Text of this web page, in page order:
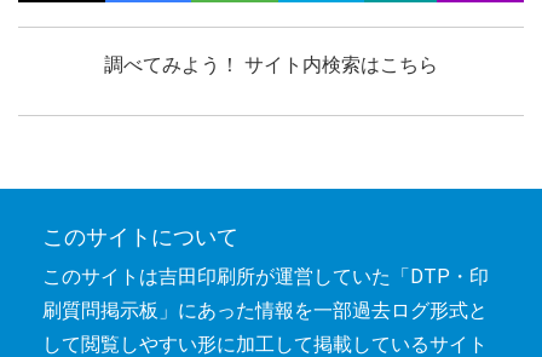
調べてみよう！ サイト内検索はこちら
このサイトについて
このサイトは吉田印刷所が運営していた「DTP・印
刷質問掲示板」にあった情報を一部過去ログ形式と
して閲覧しやすい形に加工して掲載しているサイト